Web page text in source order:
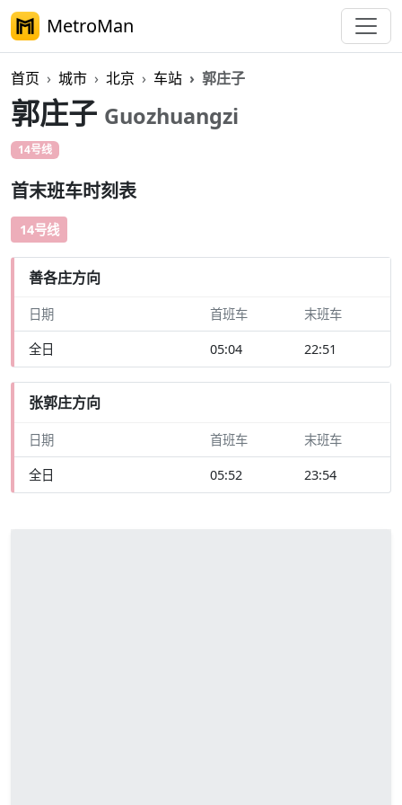
MetroMan
首页 城市 北京 车站 郭庄子
郭庄子 Guozhuangzi
14号线
首末班车时刻表
14号线
善各庄方向
日期 首班车 末班车
全日 05:04 22:51
张郭庄方向
日期 首班车 末班车
全日 05:52 23:54